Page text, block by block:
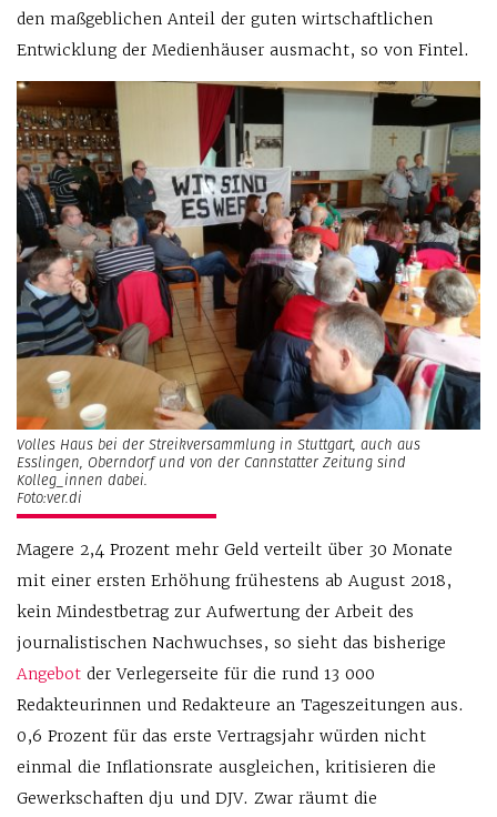
den maßgeblichen Anteil der guten wirtschaftlichen
Entwicklung der Medienhäuser ausmacht, so von Fintel.
Volles Haus bei der Streikversammlung in Stuttgart, auch aus
Esslingen, Oberndorf und von der Cannstatter Zeitung sind
Kolleg_innen dabei.
Foto:ver.di
Magere 2,4 Prozent mehr Geld verteilt über 30 Monate
mit einer ersten Erhöhung frühestens ab August 2018,
kein Mindestbetrag zur Aufwertung der Arbeit des
journalistischen Nachwuchses, so sieht das bisherige
Angebot der Verlegerseite für die rund 13 000
Redakteurinnen und Redakteure an Tageszeitungen aus.
0,6 Prozent für das erste Vertragsjahr würden nicht
einmal die Inflationsrate ausgleichen, kritisieren die
Gewerkschaften dju und DJV. Zwar räumt die